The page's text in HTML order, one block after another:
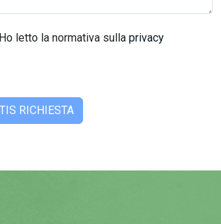
Ho letto la normativa sulla privacy